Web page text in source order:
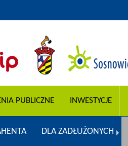
PUBLICZNE INWESTYCJE
DLA ZADŁUŻONYCH